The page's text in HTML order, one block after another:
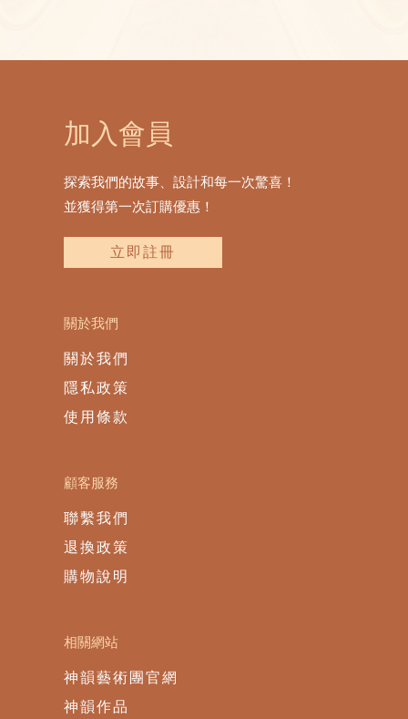
關於我們
關於我們
隱私政策
使用條款
顧客服務
聯繫我們
退換政策
購物說明
相關網站
神韻藝術團官網
神韻作品
加入會員
探索我們的故事、設計和每一次驚喜！
並獲得第一次訂購優惠！
立即註冊